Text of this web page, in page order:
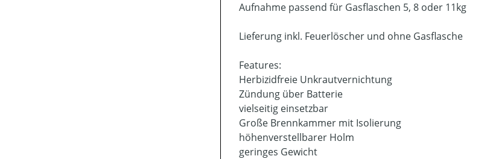
Aufnahme passend für Gasflaschen 5, 8 oder 11kg
Lieferung inkl. Feuerlöscher und ohne Gasflasche
Features:
Herbizidfreie Unkrautvernichtung
Zündung über Batterie
vielseitig einsetzbar
Große Brennkammer mit Isolierung
höhenverstellbarer Holm
geringes Gewicht